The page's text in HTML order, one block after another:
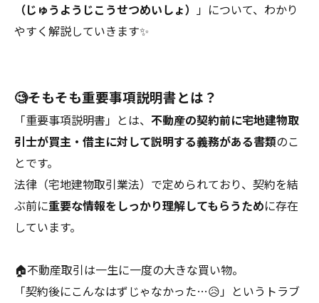
（じゅうようじこうせつめいしょ） 」について、わかり
やすく解説していきます✨
🧐そもそも重要事項説明書とは？
「重要事項説明書」とは、 不動産の契約前に宅地建物取
引士が買主・借主に対して説明する義務がある書類のこ
とです。
法律（宅地建物取引業法）で定められており、契約を結
ぶ前に重要な情報をしっかり理解してもらうために存在
しています。
🏠不動産取引は一生に一度の大きな買い物。
「契約後にこんなはずじゃなかった…😥」というトラブ